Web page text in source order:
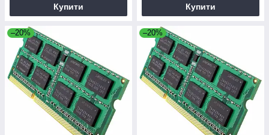
Купити Купити
–20% –20%